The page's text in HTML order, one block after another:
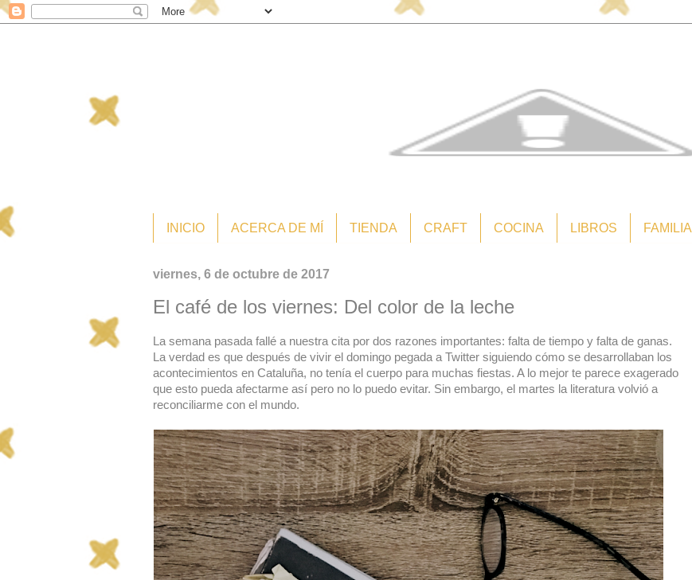
INICIO ACERCA DE MÍ TIENDA CRAFT COCINA LIBROS FAMILIA
viernes, 6 de octubre de 2017
El café de los viernes: Del color de la leche
La semana pasada fallé a nuestra cita por dos razones importantes: falta de tiempo y falta de ganas.
La verdad es que después de vivir el domingo pegada a Twitter siguiendo cómo se desarrollaban los
acontecimientos en Cataluña, no tenía el cuerpo para muchas fiestas. A lo mejor te parece exagerado
que esto pueda afectarme así pero no lo puedo evitar. Sin embargo, el martes la literatura volvió a
reconciliarme con el mundo.